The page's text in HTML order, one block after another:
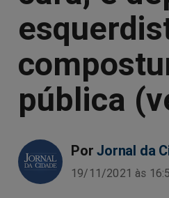
pública
Por Jornal da
19/11/2021 às